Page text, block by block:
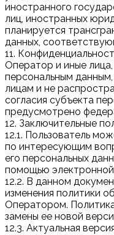
иностранного
лиц, иностранных
планируется
данных,
11.
Оператор и иные
персональным
лицам и не
согласия субъекта
предусмотрено
12. Заключительные
12.1. Пользователь
по интересующим
его персональных
помощью
12.2. В данном
изменения политики
Оператором.
замены ее новой
12.3. Актуальная